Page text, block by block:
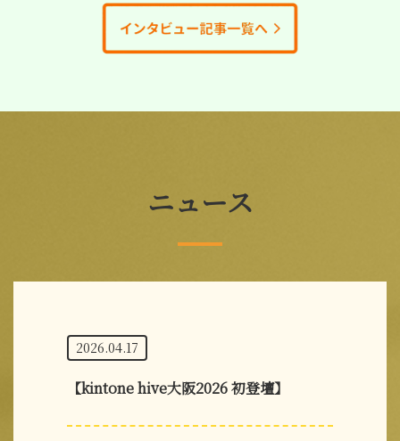
ニュース
2026.04.17
【kintone hive大阪2026 初登壇】